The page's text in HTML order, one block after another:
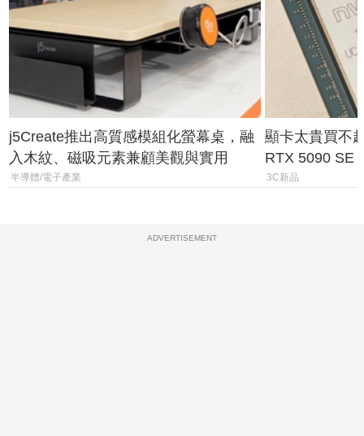
j5Create推出高質感模組化螢幕桌，融
入木紋、磁吸元素兼顧美觀與實用
半導體/電子產業
顯卡太貴買不
RTX 5090 SE
體
3C新品
ADVERTISEMENT